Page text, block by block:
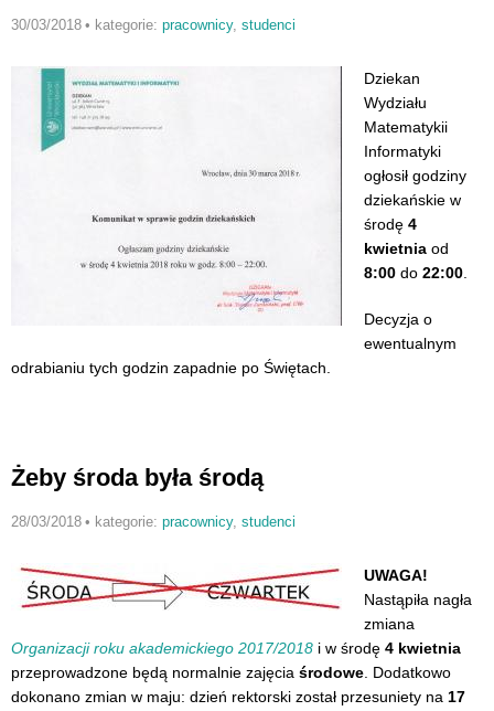
30/03/2018 • kategorie: pracownicy, studenci
Dziekan
Wydziału
Matematykii
Informatyki
ogłosił godziny
dziekańskie w
środę 4
kwietnia od
8:00 do 22:00
Decyzja o
ewentualnym
odrabianiu tych godzin zapadnie po Świętach.
Żeby środa była środą
28/03/2018 • kategorie: pracownicy, studenci
UWAGA!
Nastąpiła nagła
zmiana
Organizacji roku akademickiego 2017/2018 i w środę 4 kwietnia
przeprowadzone będą normalnie zajęcia środowe. Dodatkowo
dokonano zmian w maju: dzień rektorski został przesuniety na 17